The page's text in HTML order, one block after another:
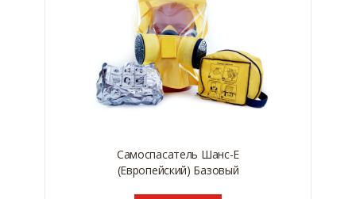
Самоспасатель Шанс-Е
(Европейский) Базовый